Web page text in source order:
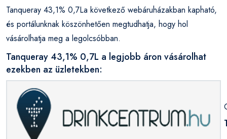
Tanqueray 43,1% 0,7La következő webáruházakban kapható,
és portálunknak köszönhetően megtudhatja, hogy hol
vásárolhatja meg a legolcsóbban.
Tanqueray 43,1% 0,7L a legjobb áron vásárolhat
ezekben az üzletekben: